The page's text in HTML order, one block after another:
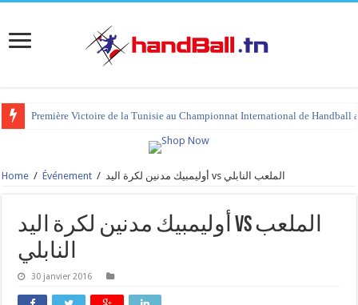
Première Victoire de la Tunisie au Championnat International de Handball
Home / Événement / أوليمبيك مدنين لكرة اليد vs الملعب النابلي
أوليمبيك مدنين لكرة اليد vs الملعب
النابلي
30 janvier 2016